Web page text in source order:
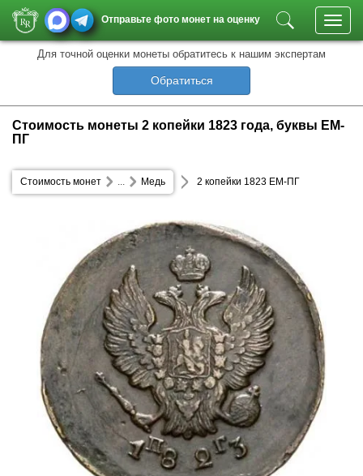
Отправьте фото монет на оценку
Для точной оценки монеты обратитесь к нашим экспертам
Обратиться
Стоимость монеты 2 копейки 1823 года, буквы ЕМ-
ПГ
Стоимость монет Медь
... 2 копейки 1823 ЕМ-ПГ